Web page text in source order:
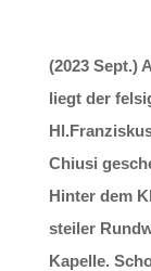
(2023 Sept.)
liegt der
Chiusi
Hinter dem
steiler
Kapelle.